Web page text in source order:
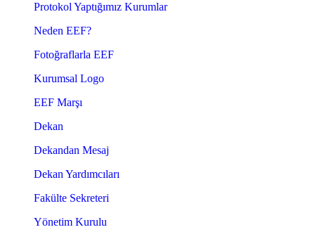
Protokol Yaptığımız Kurumlar
Neden EEF?
Fotoğraflarla EEF
Kurumsal Logo
EEF Marşı
Dekan
Dekandan Mesaj
Dekan Yardımcıları
Fakülte Sekreteri
Yönetim Kurulu